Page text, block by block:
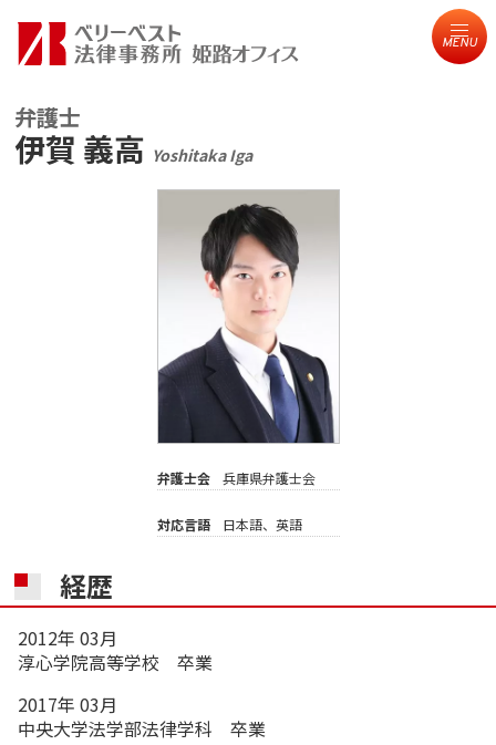
MENU
弁護士
伊賀 義高 Yoshitaka Iga
弁護士会 兵庫県弁護士会
対応言語 日本語、英語
経歴
2012年 03月
淳心学院高等学校 卒業
2017年 03月
中央大学法学部法律学科 卒業